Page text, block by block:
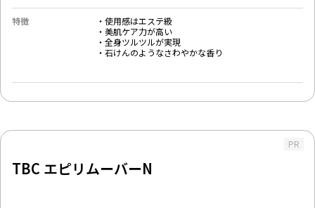
特徴
・使用感はエステ級
・美肌ケア力が高い
・全身ツルツルが実現
・石けんのようなさわやかな香り
PR
TBC エピリムーバーN